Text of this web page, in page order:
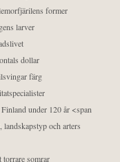
former
larver
dollar
färg
under 120 år <span
och arters
torrare somrar